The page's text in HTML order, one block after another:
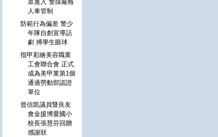
眾進入 警採嚴格
人車管制
防範行為偏差 警少
年隊自創宣導話
劇 搏學生眼球
指甲彩繪美容職業
工會聯合會 正式
成為美甲業第1個
通過勞動部認證
單位
曾信凱議員暨良友
會金援博愛國小
校長張慧芬回贈
感謝狀